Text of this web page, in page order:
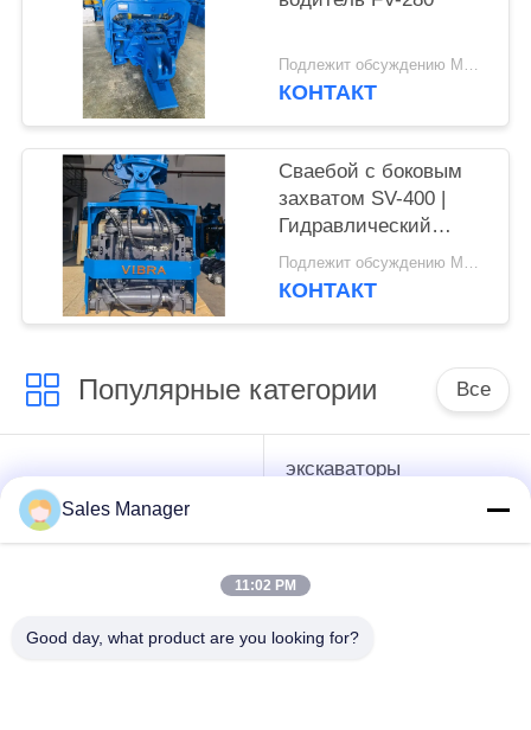
Подлежит обсуждению MOQ:1 SET
КОНТАКТ
Сваебой с боковым
захватом SV-400 |
Гидравлический
молот 656KN для
ограниченного
Подлежит обсуждению MOQ:1 комплект
КОНТАКТ
Популярные категории Все
гидравлические
Копёр
экскаваторы
молоток
кучи сжатия
Sales Manager
11:02 PM
Good day, what product are you looking for?